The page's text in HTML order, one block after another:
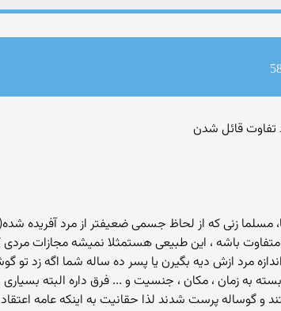
مسلما زنی که از لحاظ جسمی ضعیفتر از مرد آفریده
باشه ، این طبیعی هستمثلا نمیشه مجازات مردی که
مرد ازش دیه بگیرن یا پسر ده ساله شما اگه زد تو